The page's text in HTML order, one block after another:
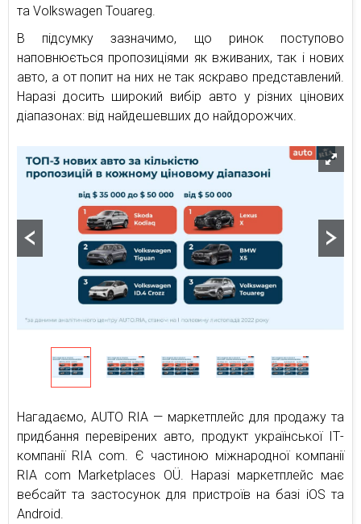
та Volkswagen Touareg.
В підсумку зазначимо, що ринок поступово
наповнюється пропозиціями як вживаних, так і нових
авто, а от попит на них не так яскраво представлений.
Наразі досить широкий вибір авто у різних цінових
діапазонах: від найдешевших до найдорожчих.
Нагадаємо, AUTO RIA — маркетплейс для продажу та
придбання перевірених авто, продукт української ІТ-
компанії RIA com. Є частиною міжнародної компанії
RIA com Marketplaces OÜ. Наразі маркетплейс має
вебсайт та застосунок для пристроїв на базі iOS та
Android.